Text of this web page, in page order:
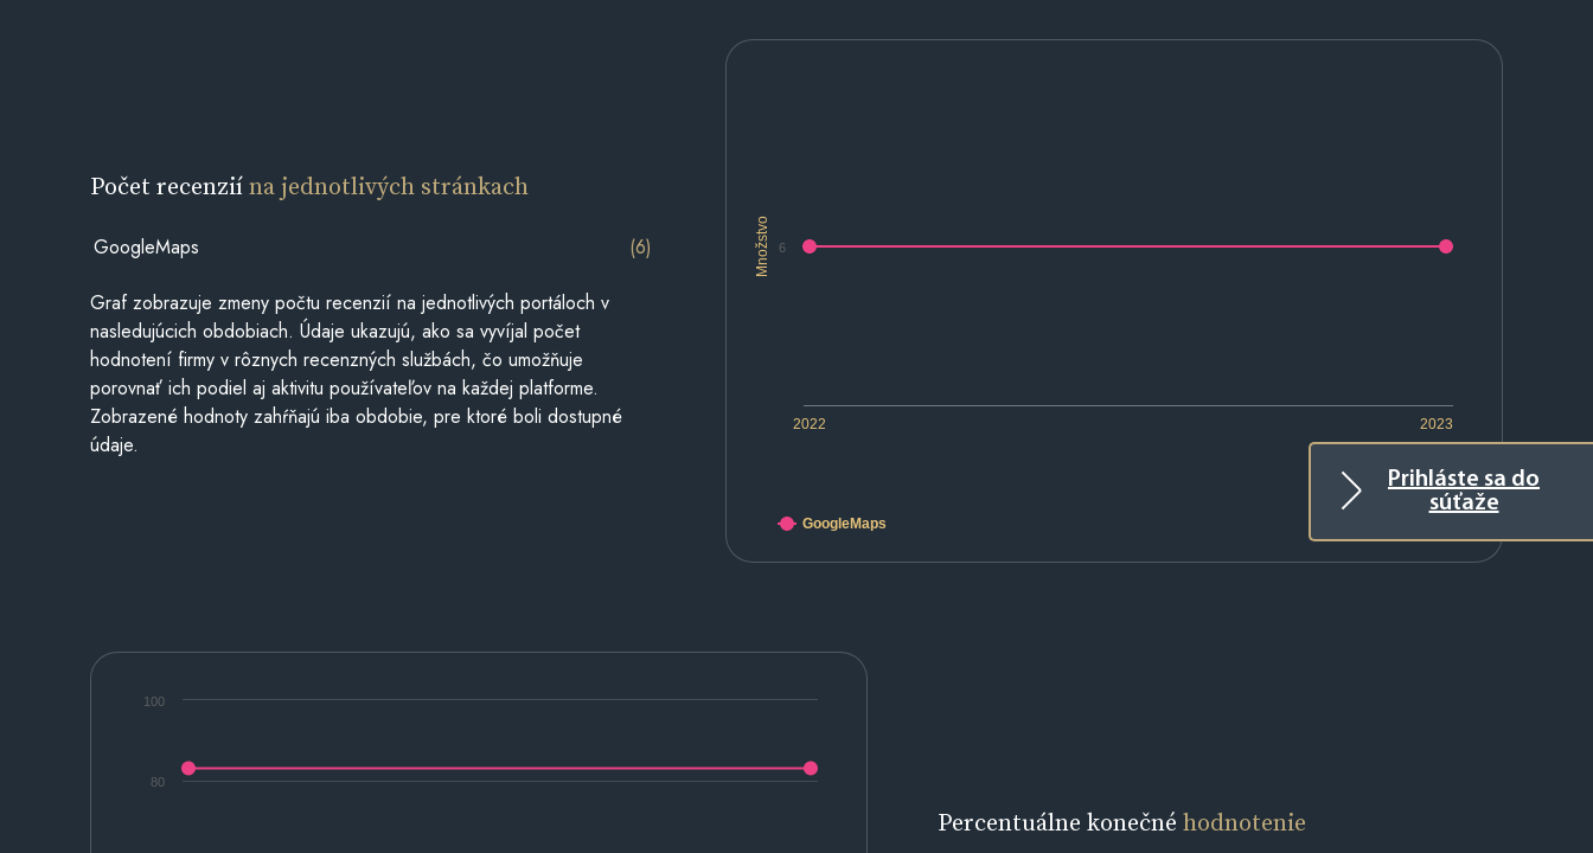
Prihláste sa do
súťaže
Množstvo
2022 2023
6
GoogleMaps
Počet recenziína jednotlivých stránkach
GoogleMaps (6)
Graf zobrazuje zmeny počtu recenzií na jednotlivých portáloch v
nasledujúcich obdobiach. Údaje ukazujú, ako sa vyvíjal počet
hodnotení firmy v rôznych recenzných službách, čo umožňuje
porovnať ich podiel aj aktivitu používateľov na každej platforme.
Zobrazené hodnoty zahŕňajú iba obdobie, pre ktoré boli dostupné
údaje.
80
100
Percentuálne konečnéhodnotenie